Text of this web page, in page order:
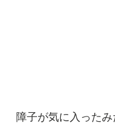
障子が気に入ったみ